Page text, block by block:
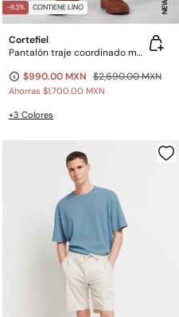
-63% CONTIENE LINO NEW
Cortefiel
Pantalón traje coordinado mezcla lino
$990.00 MXN $2,690.00 MXN
Ahorras $1,700.00 MXN
+3 Colores